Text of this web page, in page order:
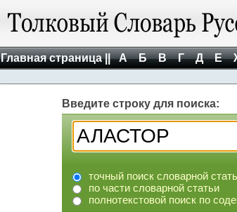
Главная страница || А Б В Г Д Е
Введите строку для поиска:
точный поиск словарной
по части словарной статьи
полнотекстовой поиск по